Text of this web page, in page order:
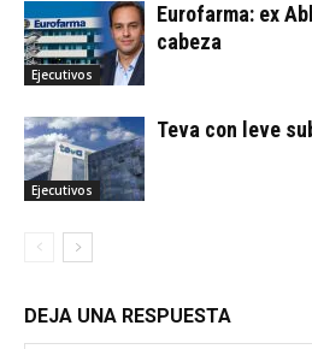
Ejecutivos
Eurofarma: ex
cabeza
Ejecutivos
Teva con leve
DEJA UNA RESPUESTA